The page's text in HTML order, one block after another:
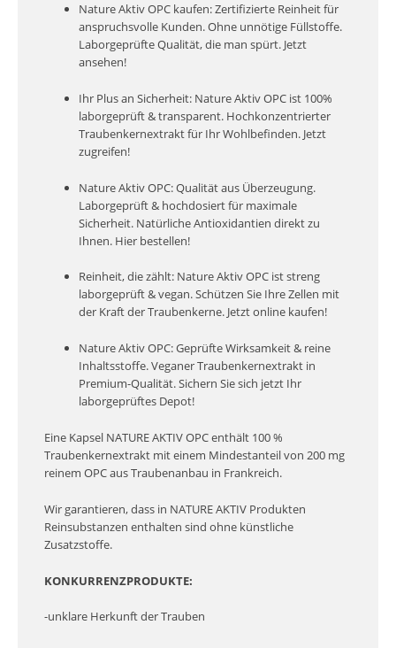
Nature Aktiv OPC kaufen: Zertifizierte Reinheit für
anspruchsvolle Kunden. Ohne unnötige Füllstoffe.
Laborgeprüfte Qualität, die man spürt. Jetzt
ansehen!
Ihr Plus an Sicherheit: Nature Aktiv OPC ist 100%
laborgeprüft & transparent. Hochkonzentrierter
Traubenkernextrakt für Ihr Wohlbefinden. Jetzt
zugreifen!
Nature Aktiv OPC: Qualität aus Überzeugung.
Laborgeprüft & hochdosiert für maximale
Sicherheit. Natürliche Antioxidantien direkt zu
Ihnen. Hier bestellen!
Reinheit, die zählt: Nature Aktiv OPC ist streng
laborgeprüft & vegan. Schützen Sie Ihre Zellen mit
der Kraft der Traubenkerne. Jetzt online kaufen!
Nature Aktiv OPC: Geprüfte Wirksamkeit & reine
Inhaltsstoffe. Veganer Traubenkernextrakt in
Premium-Qualität. Sichern Sie sich jetzt Ihr
laborgeprüftes Depot!
Eine Kapsel NATURE AKTIV OPC enthält 100 %
Traubenkernextrakt mit einem Mindestanteil von 200 mg
reinem OPC aus Traubenanbau in Frankreich.
Wir garantieren, dass in NATURE AKTIV Produkten
Reinsubstanzen enthalten sind ohne künstliche
Zusatzstoffe.
KONKURRENZPRODUKTE:
-unklare Herkunft der Trauben